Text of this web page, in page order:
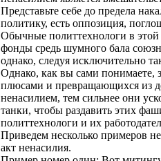
Представьте себе до предела
политику, есть оппозиция,
Обычные политтехнологи в этой
фонды средь шумного бала
однако, следуя исключительно
Однако, как вы сами понимаете,
плюсами и превращающихся из
ненасилием, тем сильнее они
танки, чтобы раздавить этих
политтехнологи и их
Приведем несколько примеров
акт ненасилия.